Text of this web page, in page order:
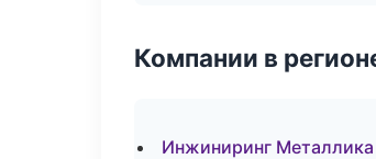
Компании в
Инжиниринг